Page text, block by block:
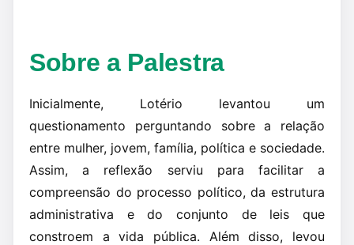
Sobre a Palestra
Inicialmente, Lotério levantou um
questionamento perguntando sobre a relação
entre mulher, jovem, família, política e sociedade.
Assim, a reflexão serviu para facilitar a
compreensão do processo político, da estrutura
administrativa e do conjunto de leis que
constroem a vida pública. Além disso, levou